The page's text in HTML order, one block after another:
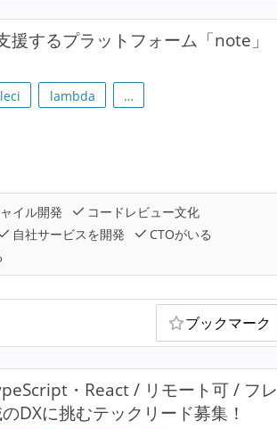
援するプラットフォーム「note」
lambda …
イル開発
コードレビュー文化
自社サービスを開発
CTOがいる
ブックマーク
・React / リモート可 / フレ
DXに挑むテックリード募集！